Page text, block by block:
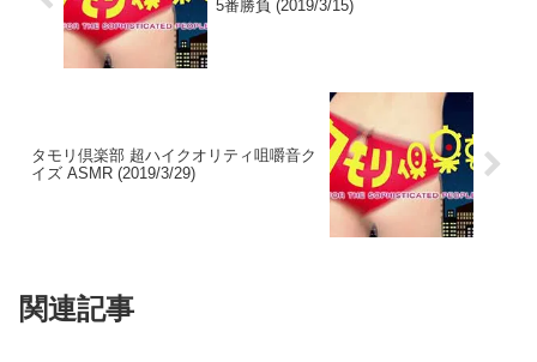
5番勝負 (2019/3/15)
タモリ倶楽部 超ハイクオリティ咀嚼音ク
イズ ASMR (2019/3/29)
関連記事